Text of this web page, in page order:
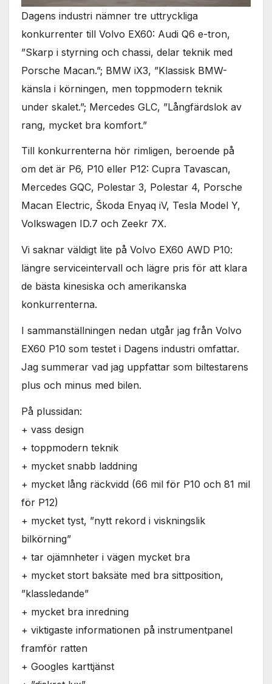
Dagens industri nämner tre uttryckliga
konkurrenter till Volvo EX60: Audi Q6 e-tron,
”Skarp i styrning och chassi, delar teknik med
Porsche Macan.”; BMW iX3, ”Klassisk BMW-
känsla i körningen, men toppmodern teknik
under skalet.”; Mercedes GLC, ”Långfärdslok av
rang, mycket bra komfort.”
Till konkurrenterna hör rimligen, beroende på
om det är P6, P10 eller P12: Cupra Tavascan,
Mercedes GQC, Polestar 3, Polestar 4, Porsche
Macan Electric, Škoda Enyaq iV, Tesla Model Y,
Volkswagen ID.7 och Zeekr 7X.
Vi saknar väldigt lite på Volvo EX60 AWD P10:
längre serviceintervall och lägre pris för att klara
de bästa kinesiska och amerikanska
konkurrenterna.
I sammanställningen nedan utgår jag från Volvo
EX60 P10 som testet i Dagens industri omfattar.
Jag summerar vad jag uppfattar som biltestarens
plus och minus med bilen.
På plussidan:
+ vass design
+ toppmodern teknik
+ mycket snabb laddning
+ mycket lång räckvidd (66 mil för P10 och 81 mil
för P12)
+ mycket tyst, ”nytt rekord i viskningslik
bilkörning”
+ tar ojämnheter i vägen mycket bra
+ mycket stort baksäte med bra sittposition,
”klassledande”
+ mycket bra inredning
+ viktigaste informationen på instrumentpanel
framför ratten
+ Googles karttjänst